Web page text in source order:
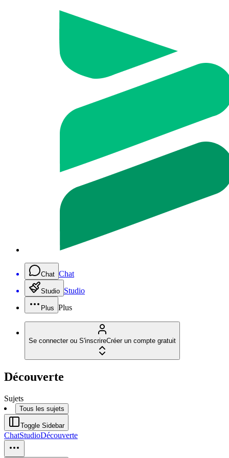
Chat Chat
Studio Studio
Plus Plus
Se connecter ou S'inscrireCréer un compte gratuit
Découverte
Sujets
Tous les sujets
Toggle Sidebar
ChatStudioDécouverte